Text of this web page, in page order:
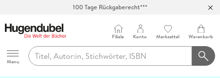
Hugendubel
Menu
Filiale Konto Merkzettel Warenkorb